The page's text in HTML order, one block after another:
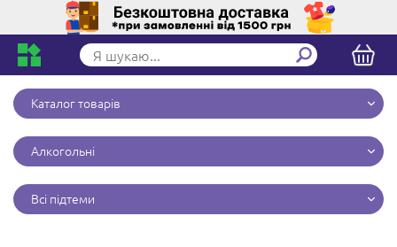
Каталог товарів
Алкогольні
Всі підтеми